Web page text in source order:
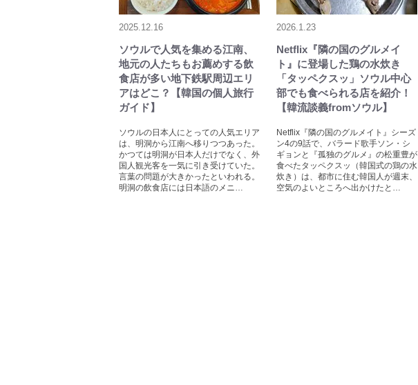
2025.12.16
ソウルで人気を集める江南、
地元の人たちもお薦めする飲
食店が多い地下鉄駅周辺エリ
アはどこ？【韓国の個人旅行
ガイド】
ソウルの日本人にとっての人気エリア
は、明洞から江南へ移りつつあった。
かつては明洞が日本人だけでなく、外
国人観光客を一気に引き受けていた。
言葉の問題が大きかったといわれる。
明洞の飲食店には日本語のメニ…
2026.1.23
Netflix『隣の国のグルメイ
ト』に登場した鶏の水炊き
「タッペクスッ」ソウル中心
部でも食べられる店を紹介！
【韓流談義fromソウル】
Netflix『隣の国のグルメイト』シーズ
ン4の9話で、バラード歌手ソン・シ
ギョンと『孤独のグルメ』の松重豊が
食べたタッペクスッ（韓国式の鶏の水
炊き）は、都市に住む韓国人が週末、
空気のよいところへ出かけたと…